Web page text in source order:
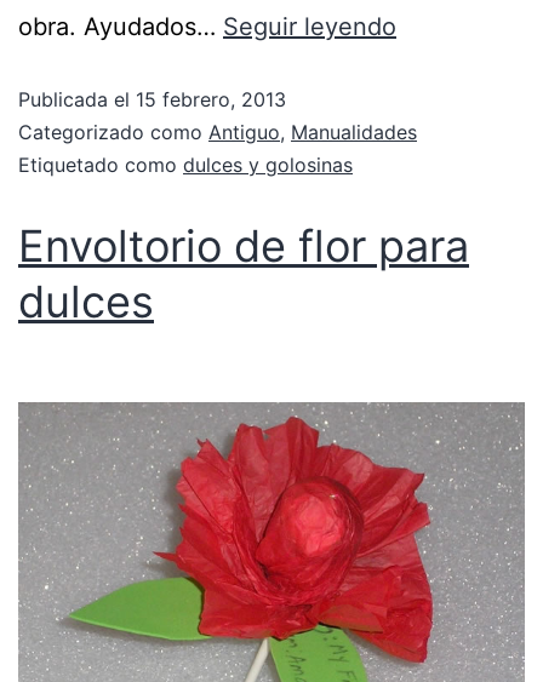
obra. Ayudados… Seguir leyendo
Publicada el 15 febrero, 2013
Categorizado como Antiguo, Manualidades
Etiquetado como dulces y golosinas
Envoltorio de flor para
dulces